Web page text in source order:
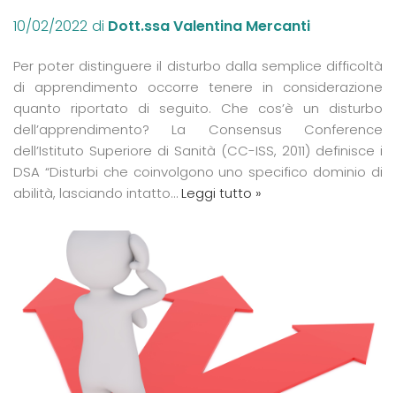
10/02/2022 di Dott.ssa Valentina Mercanti
Per poter distinguere il disturbo dalla semplice difficoltà
di apprendimento occorre tenere in considerazione
quanto riportato di seguito. Che cos’è un disturbo
dell’apprendimento? La Consensus Conference
dell’Istituto Superiore di Sanità (CC-ISS, 2011) definisce i
DSA “Disturbi che coinvolgono uno specifico dominio di
abilità, lasciando intatto…Leggi tutto »